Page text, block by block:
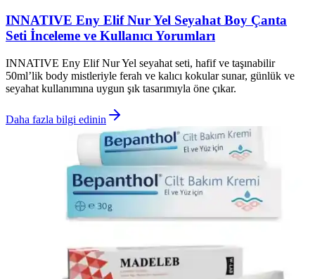
INNATIVE Eny Elif Nur Yel Seyahat Boy Çanta
Seti İnceleme ve Kullanıcı Yorumları
INNATIVE Eny Elif Nur Yel seyahat seti, hafif ve taşınabilir
50ml’lik body mistleriyle ferah ve kalıcı kokular sunar, günlük ve
seyahat kullanımına uygun şık tasarımıyla öne çıkar.
Daha fazla bilgi edinin